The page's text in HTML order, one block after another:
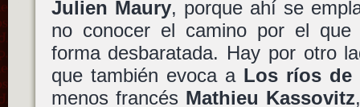
Julien Maury, porque ahí se
no conocer el camino por el
forma desbaratada. Hay por otro
que también evoca a Los ríos de
menos francés Mathieu Kassovitz